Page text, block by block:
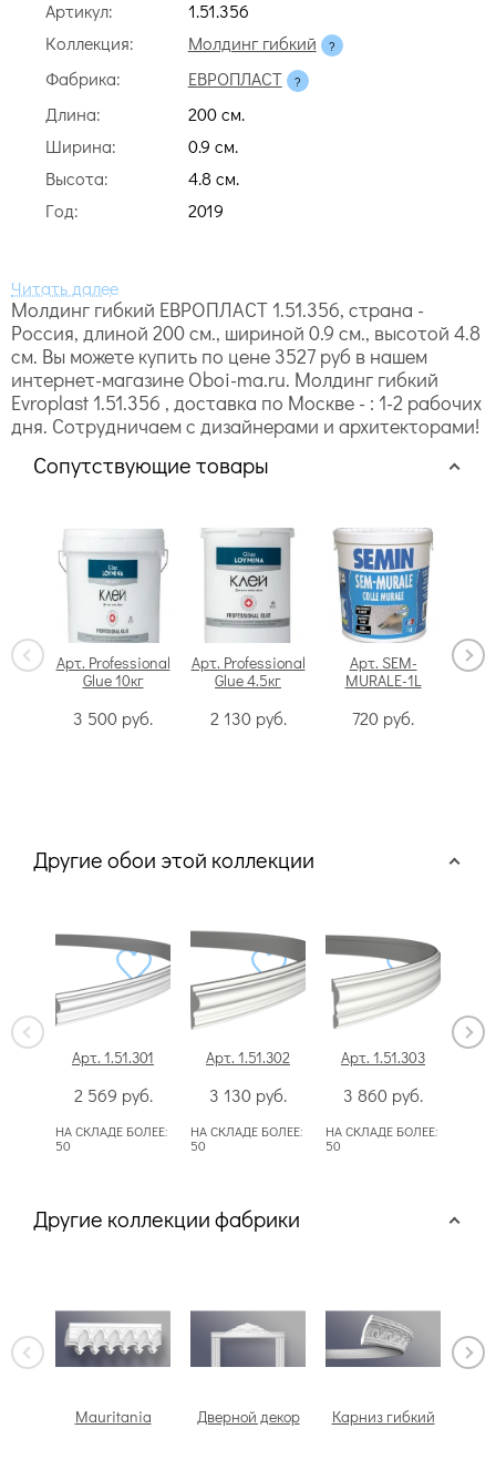
Артикул:
1.51.356
Коллекция:
Молдинг гибкий
Фабрика:
ЕВРОПЛАСТ
Длина:
200 cм.
Ширина:
0.9 cм.
Высота:
4.8 cм.
Год:
2019
Молдинг гибкий ЕВРОПЛАСТ 1.51.356, страна -
Россия, длиной 200 cм., шириной 0.9 cм., высотой 4.8
cм. Вы можете купить по цене 3527 руб в нашем
интернет-магазине Oboi-ma.ru. Молдинг гибкий
Evroplast 1.51.356 , доставка по Москве - : 1-2 рабочих
дня. Сотрудничаем с дизайнерами и архитекторами!
Сопутствующие товары
Арт. Professional
Glue 10кг
3 500 руб.
Арт. Professional
Glue 4.5кг
2 130 руб.
Арт. SEM-
MURALE-1L
720 руб.
Другие обои этой коллекции
Арт. 1.51.301
2 569 руб.
НА СКЛАДЕ БОЛЕЕ:
50
Арт. 1.51.302
3 130 руб.
НА СКЛАДЕ БОЛЕЕ:
50
Арт. 1.51.303
3 860 руб.
НА СКЛАДЕ БОЛЕЕ:
50
Другие коллекции фабрики
Mauritania Дверной декор Карниз гибкий